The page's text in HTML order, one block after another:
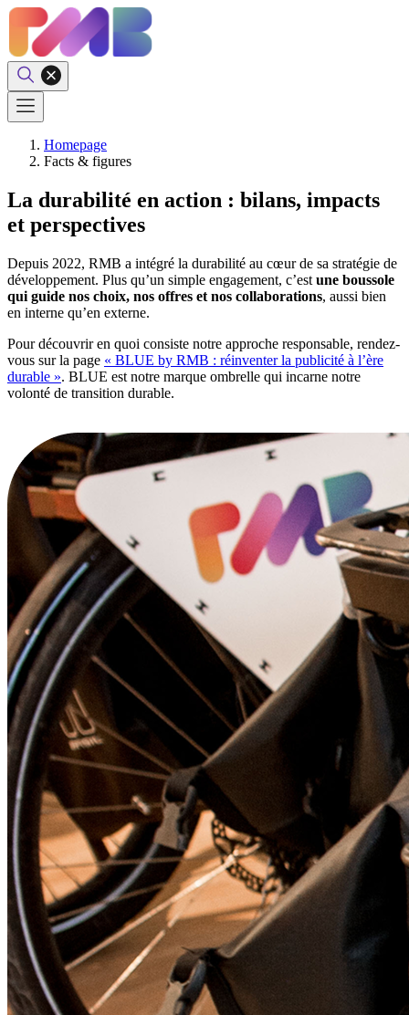
Homepage
Facts & figures
La durabilité en action : bilans, impacts
et perspectives
Depuis 2022, RMB a intégré la durabilité au cœur de sa stratégie de
développement. Plus qu’un simple engagement, c’est une boussole
qui guide nos choix, nos offres et nos collaborations, aussi bien
en interne qu’en externe.
Pour découvrir en quoi consiste notre approche responsable, rendez-
vous sur la page « BLUE by RMB : réinventer la publicité à l’ère
durable ». BLUE est notre marque ombrelle qui incarne notre
volonté de transition durable.